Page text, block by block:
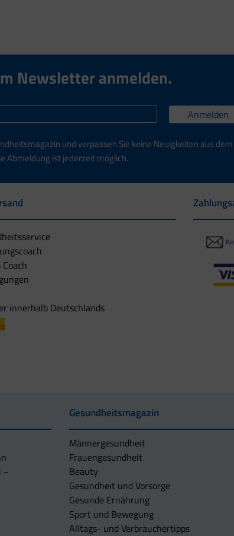
Newsletter anmelden.
Anmelden
und verpassen Sie keine Neuigkeiten aus dem
Abmeldung ist jederzeit möglich.
innerhalb Deutschlands
–
Gesundheitsmagazin
Männergesundheit
Frauengesundheit
Beauty
Gesundheit und Vorsorge
Gesunde Ernährung
Sport und Bewegung
Alltags- und Verbrauchertipps